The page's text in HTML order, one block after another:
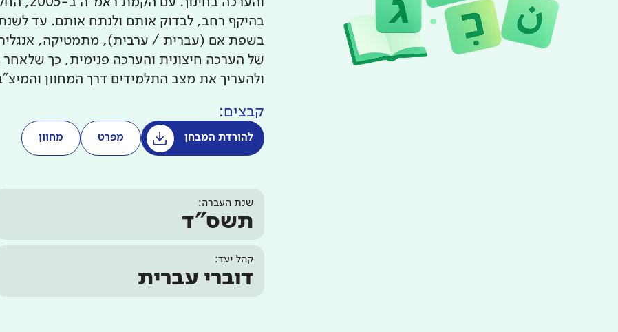
והערכה
בשפת אם (עברית / ערבית), מתמטיקה, אנגלית
של הערכה חיצונית והערכה פנימית, כך
ולהעריך את מצב התלמידים דרך המחוון
קבצים:
להורדת המבחן מפרט מחוון
שנת העברה:
תשס"ד
קהל יעד:
דוברי עברית